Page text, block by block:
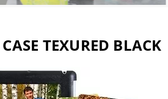
TEXURED BLACK